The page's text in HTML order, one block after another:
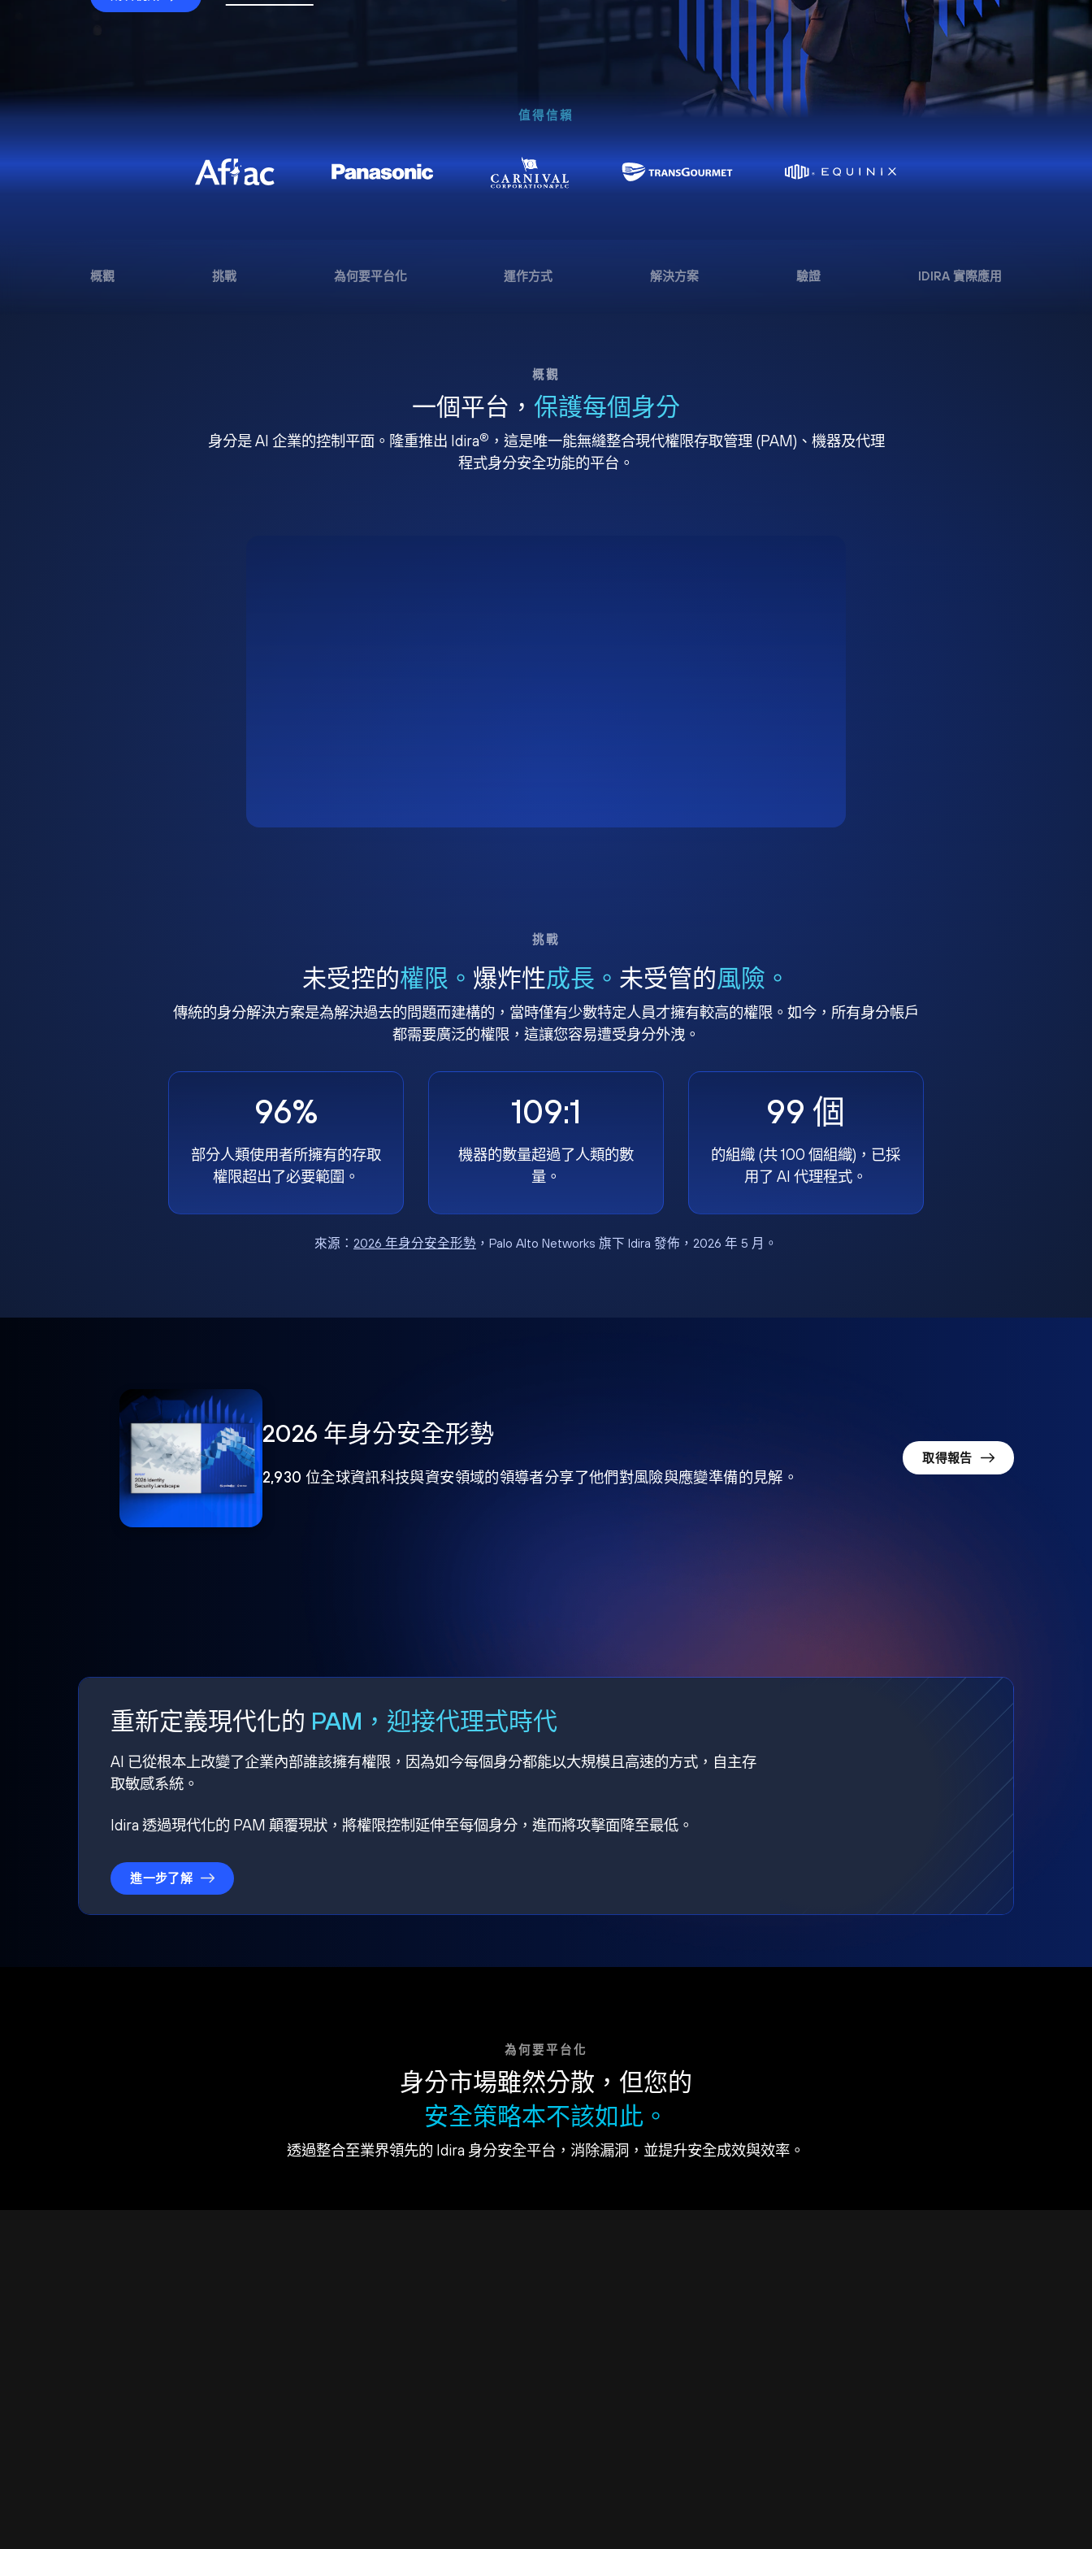
值得信賴
概觀 挑戰 為何要平台化 運作方式 解決方案 驗證 IDIRA 實際應用
概觀
一個平台， 保護每個身分
身分是 AI 企業的控制平面。隆重推出 Idira® ，這是唯一能無縫整合現代權限存取管理 (PAM)、機器及代理
程式身分安全功能的平台。
挑戰
未受控的權限。 爆炸性成長。 未受管的風險。
傳統的身分解決方案是為解決過去的問題而建構的，當時僅有少數特定人員才擁有較高的權限。如今，所有身分帳戶
都需要廣泛的權限，這讓您容易遭受身分外洩。
96%
部分人類使用者所擁有的存取
權限超出了必要範圍。
109:1
機器的數量超過了人類的數
量。
99 個
的組織 (共 100 個組織)，已採
用了 AI 代理程式。
來源： 2026 年身分安全形勢，Palo Alto Networks 旗下 Idira 發佈，2026 年 5 月。
2026 年身分安全形勢
2,930 位全球資訊科技與資安領域的領導者分享了他們對風險與應變準備的見解。
取得報告
重新定義現代化的 PAM，迎接代理式時代
AI 已從根本上改變了企業內部誰該擁有權限，因為如今每個身分都能以大規模且高速的方式，自主存
取敏感系統。
Idira 透過現代化的 PAM 顛覆現狀，將權限控制延伸至每個身分，進而將攻擊面降至最低。
進一步了解
為何要平台化
身分市場雖然分散，但您的
安全策略本不該如此。
透過整合至業界領先的 Idira 身分安全平台，消除漏洞，並提升安全成效與效率。